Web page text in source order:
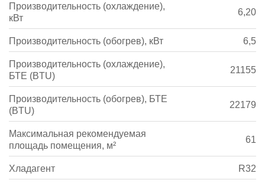
Производительность (охлаждение),
кВт
6,20
Производительность (обогрев), кВт 6,5
Производительность (охлаждение),
БТЕ (BTU)
21155
Производительность (обогрев), БТЕ
(BTU)
22179
Максимальная рекомендуемая
площадь помещения, м²
61
Хладагент R32